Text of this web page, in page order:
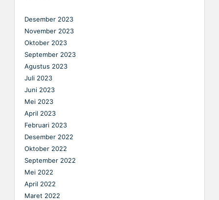
Desember 2023
November 2023
Oktober 2023
September 2023
Agustus 2023
Juli 2023
Juni 2023
Mei 2023
April 2023
Februari 2023
Desember 2022
Oktober 2022
September 2022
Mei 2022
April 2022
Maret 2022